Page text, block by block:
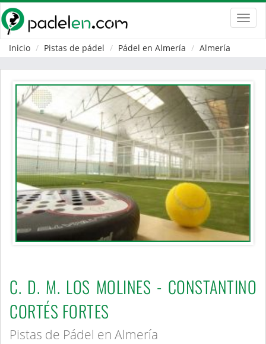
Inicio
Pistas de pádel Pádel en Almería Almería
C. D. M. LOS MOLINES - CONSTANTINO
CORTÉS FORTES
Pistas de Pádel en Almería